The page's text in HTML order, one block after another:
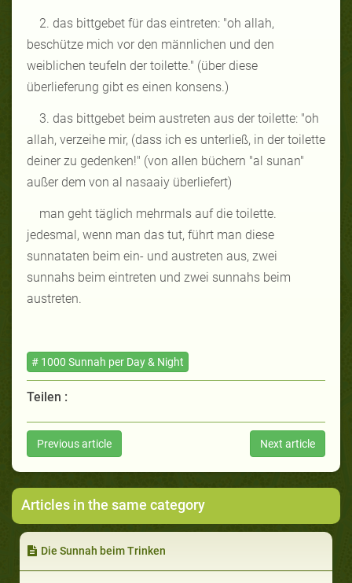
2. das bittgebet für das eintreten: "oh allah,
beschütze mich vor den männlichen und den
weiblichen teufeln der toilette." (über diese
überlieferung gibt es einen konsens.)
3. das bittgebet beim austreten aus der toilette: "oh
allah, verzeihe mir, (dass ich es unterließ, in der toilette
deiner zu gedenken!" (von allen büchern "al sunan"
außer dem von al nasaaiy überliefert)
man geht täglich mehrmals auf die toilette.
jedesmal, wenn man das tut, führt man diese
sunnataten beim ein- und austreten aus, zwei
sunnahs beim eintreten und zwei sunnahs beim
austreten.
# 1000 Sunnah per Day & Night
Teilen :
Previous article Next article
Articles in the same category
Die Sunnah beim Trinken